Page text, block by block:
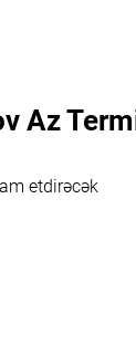
Az
etdirəcək